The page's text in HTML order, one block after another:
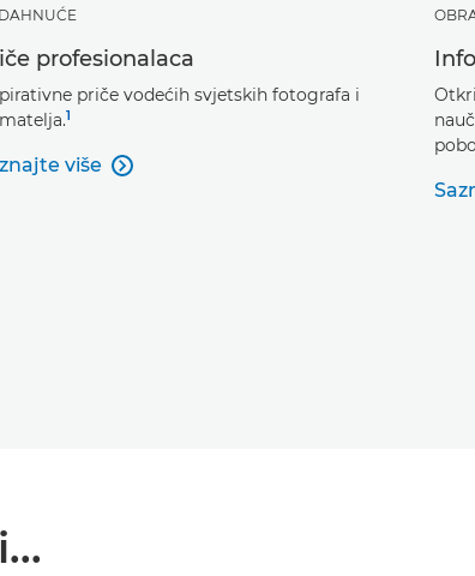
profesionalaca
priče vodećih svjetskih fotografa i
1
više 